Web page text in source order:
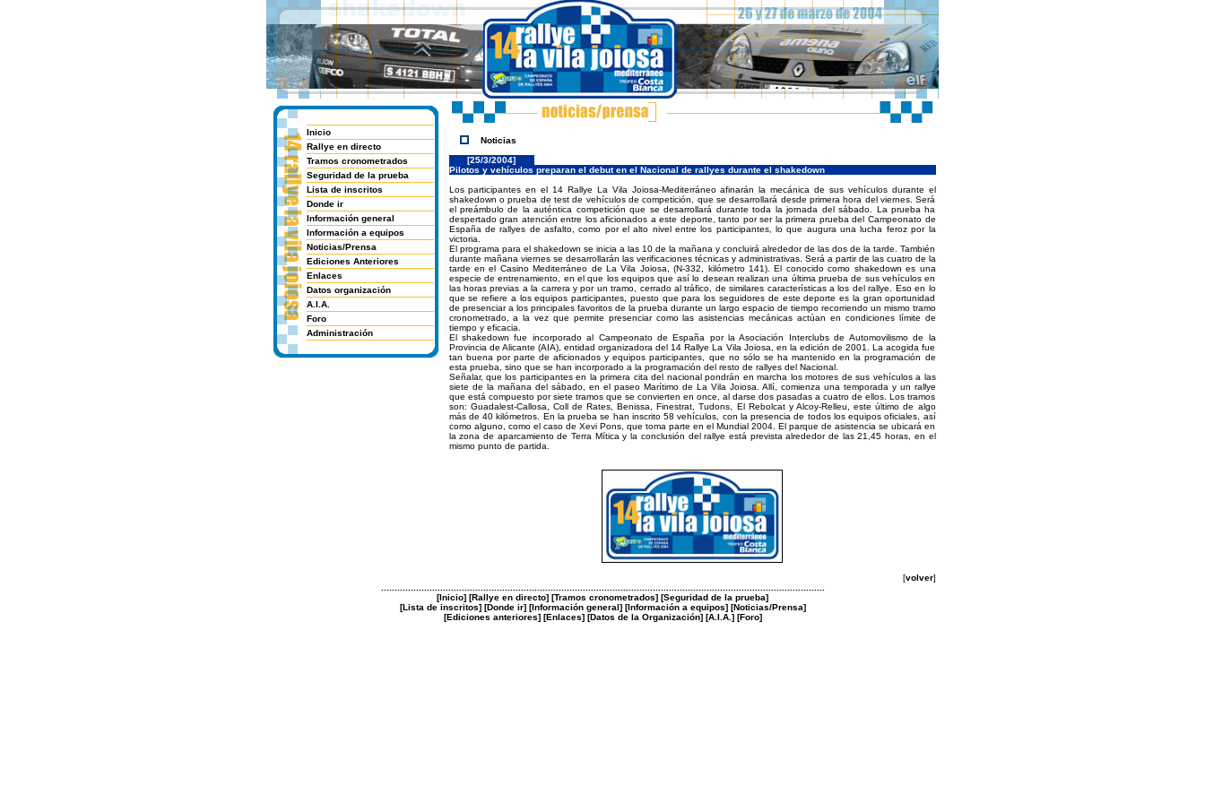
Inicio
Rallye en directo
Tramos cronometrados
Seguridad de la prueba
Lista de inscritos
Donde ir
Información general
Información a equipos
Noticias/Prensa
Ediciones Anteriores
Enlaces
Datos organización
A.I.A.
Foro
Administración
Noticias
[25/3/2004]
Pilotos y vehículos preparan el debut en el Nacional de rallyes durante el shakedown
Los participantes en el 14 Rallye La Vila Joiosa-Mediterráneo afinarán la mecánica de sus vehículos durante el
shakedown o prueba de test de vehículos de competición, que se desarrollará desde primera hora del viernes. Será
el preámbulo de la auténtica competición que se desarrollará durante toda la jornada del sábado. La prueba ha
despertado gran atención entre los aficionados a este deporte, tanto por ser la primera prueba del Campeonato de
España de rallyes de asfalto, como por el alto nivel entre los participantes, lo que augura una lucha feroz por la
victoria.
El programa para el shakedown se inicia a las 10 de la mañana y concluirá alrededor de las dos de la tarde. También
durante mañana viernes se desarrollarán las verificaciones técnicas y administrativas. Será a partir de las cuatro de la
tarde en el Casino Mediterráneo de La Vila Joiosa, (N-332, kilómetro 141). El conocido como shakedown es una
especie de entrenamiento, en el que los equipos que así lo desean realizan una última prueba de sus vehículos en
las horas previas a la carrera y por un tramo, cerrado al tráfico, de similares características a los del rallye. Eso en lo
que se refiere a los equipos participantes, puesto que para los seguidores de este deporte es la gran oportunidad
de presenciar a los principales favoritos de la prueba durante un largo espacio de tiempo recorriendo un mismo tramo
cronometrado, a la vez que permite presenciar como las asistencias mecánicas actúan en condiciones límite de
tiempo y eficacia.
El shakedown fue incorporado al Campeonato de España por la Asociación Interclubs de Automovilismo de la
Provincia de Alicante (AIA), entidad organizadora del 14 Rallye La Vila Joiosa, en la edición de 2001. La acogida fue
tan buena por parte de aficionados y equipos participantes, que no sólo se ha mantenido en la programación de
esta prueba, sino que se han incorporado a la programación del resto de rallyes del Nacional.
Señalar, que los participantes en la primera cita del nacional pondrán en marcha los motores de sus vehículos a las
siete de la mañana del sábado, en el paseo Marítimo de La Vila Joiosa. Allí, comienza una temporada y un rallye
que está compuesto por siete tramos que se convierten en once, al darse dos pasadas a cuatro de ellos. Los tramos
son: Guadalest-Callosa, Coll de Rates, Benissa, Finestrat, Tudons, El Rebolcat y Alcoy-Relleu, este último de algo
más de 40 kilómetros. En la prueba se han inscrito 58 vehículos, con la presencia de todos los equipos oficiales, así
como alguno, como el caso de Xevi Pons, que toma parte en el Mundial 2004. El parque de asistencia se ubicará en
la zona de aparcamiento de Terra Mítica y la conclusión del rallye está prevista alrededor de las 21,45 horas, en el
mismo punto de partida.
[volver]
[Inicio] [Rallye en directo] [Tramos cronometrados] [Seguridad de la prueba]
[Lista de inscritos] [Donde ir] [Información general] [Información a equipos] [Noticias/Prensa]
[Ediciones anteriores] [Enlaces] [Datos de la Organización] [A.I.A. ] [Foro]